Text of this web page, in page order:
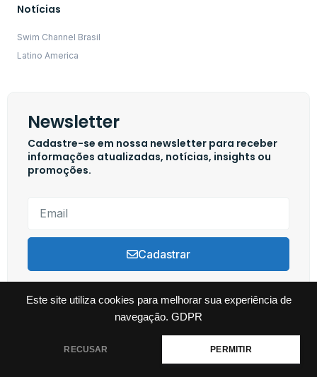
Este site utiliza cookies para melhorar sua experiência de
navegação. GDPR
RECUSAR PERMITIR
Notícias
Swim Channel Brasil
Latino America
Newsletter
Cadastre-se em nossa newsletter para receber
informações atualizadas, notícias, insights ou
promoções.
Cadastrar
Copyright © 2024 Swim Channel, Todos os direitos reservados. Powered by
Tutti Marketing